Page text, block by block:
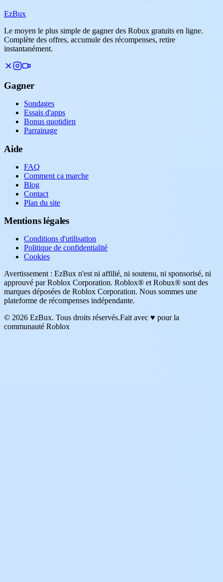
EzBux
Le moyen le plus simple de gagner des Robux gratuits en ligne.
Complète des offres, accumule des récompenses, retire
instantanément.
Gagner
Sondages
Essais d'apps
Bonus quotidien
Parrainage
Aide
FAQ
Comment ça marche
Blog
Contact
Plan du site
Mentions légales
Conditions d'utilisation
Politique de confidentialité
Cookies
Avertissement : EzBux n'est ni affilié, ni soutenu, ni sponsorisé, ni
approuvé par Roblox Corporation. Roblox® et Robux® sont des
marques déposées de Roblox Corporation. Nous sommes une
plateforme de récompenses indépendante.
© 2026 EzBux. Tous droits réservés.Fait avec ♥ pour la
communauté Roblox